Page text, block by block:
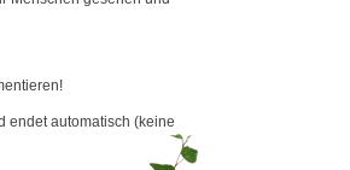
endet automatisch (keine